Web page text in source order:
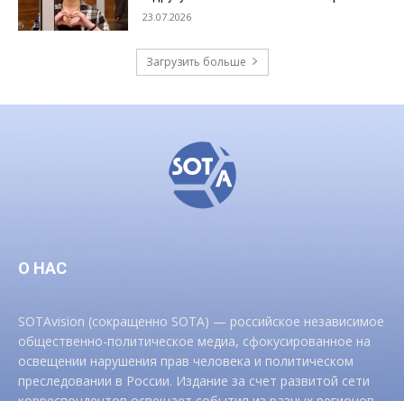
23.07.2026
Загрузить больше
О НАС
SOTAvision (сокращенно SOTA) — российское независимое
общественно-политическое медиа, сфокусированное на
освещении нарушения прав человека и политическом
преследовании в России. Издание за счет развитой сети